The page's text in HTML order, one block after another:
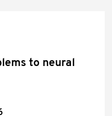
to neural